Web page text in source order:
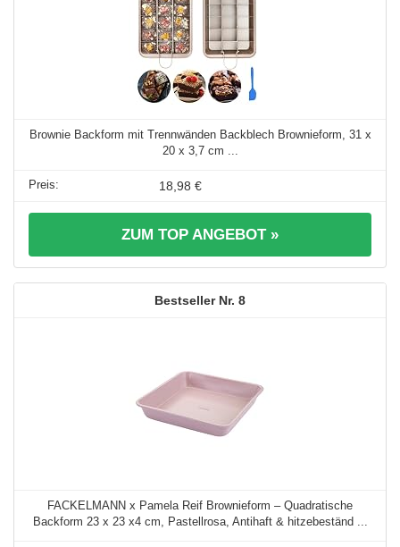
Brownie Backform mit Trennwänden Backblech Brownieform, 31 x
20 x 3,7 cm ...
18,98 €
ZUM TOP ANGEBOT »
8
FACKELMANN x Pamela Reif Brownieform – Quadratische
Backform 23 x 23 x4 cm, Pastellrosa, Antihaft & hitzebeständ ...